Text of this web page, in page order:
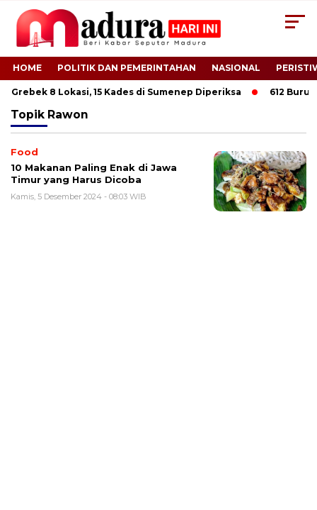
HOME POLITIK DAN PEMERINTAHAN NASIONAL
8 Lokasi, 15 Kades di Sumenep Diperiksa 612 Buruh
Topik Rawon
Food
10 Makanan Paling Enak di Jawa
Timur yang Harus Dicoba
Kamis, 5 Desember 2024 - 08:03 WIB